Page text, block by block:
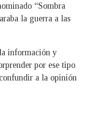
“Sombra
la guerra a las
información y
por ese tipo
a la opinión